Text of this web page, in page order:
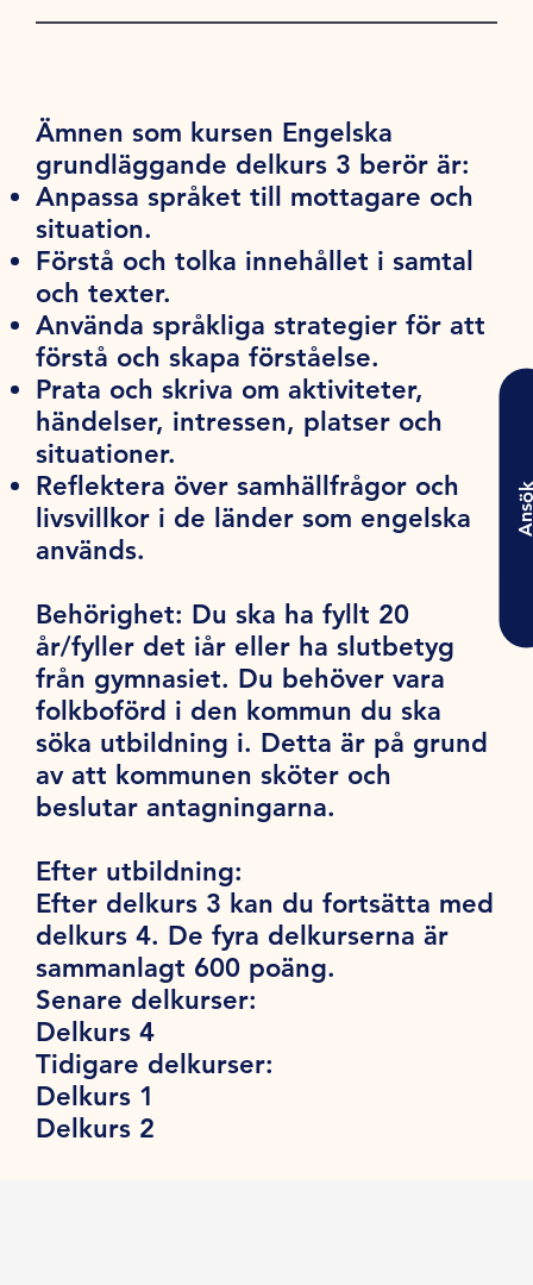
Ämnen som kursen Engelska
grundläggande delkurs 3 berör är:
Anpassa språket till mottagare och
situation.
Förstå och tolka innehållet i samtal
och texter.
Använda språkliga strategier för att
förstå och skapa förståelse.
Prata och skriva om aktiviteter,
händelser, intressen, platser och
situationer.
Reflektera över samhällfrågor och
livsvillkor i de länder som engelska
används.
Behörighet: Du ska ha fyllt 20
år/fyller det iår eller ha slutbetyg
från gymnasiet. Du behöver vara
folkboförd i den kommun du ska
söka utbildning i. Detta är på grund
av att kommunen sköter och
beslutar antagningarna.
Efter utbildning:
Efter delkurs 3 kan du fortsätta med
delkurs 4. De fyra delkurserna är
sammanlagt 600 poäng.
Senare delkurser:
Delkurs 4
Tidigare delkurser:
Delkurs 1
Delkurs 2